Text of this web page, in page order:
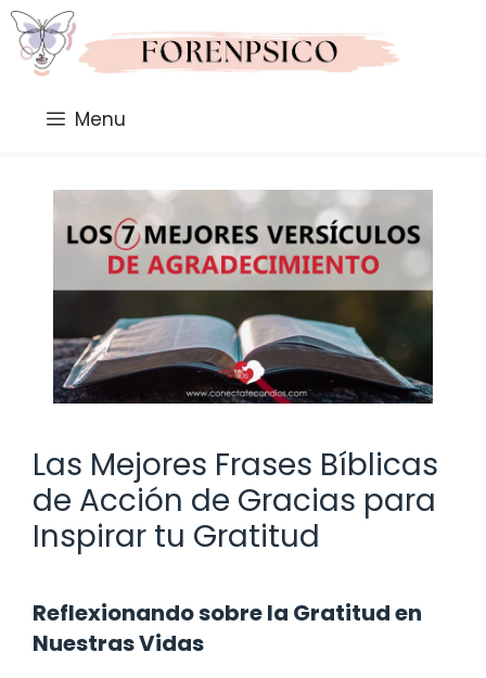
Saltar
al
contenido
Menu
Las Mejores Frases Bíblicas
de Acción de Gracias para
Inspirar tu Gratitud
Reflexionando sobre la Gratitud en
Nuestras Vidas